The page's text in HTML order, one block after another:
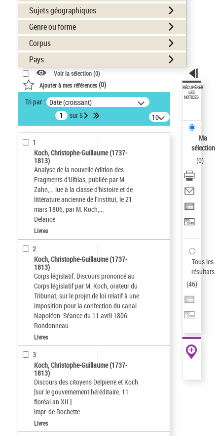
Sujets géographiques
Genre ou forme
Corpus
Pays
Voir la sélection (0)
Ajouter à mes références(0)
Tri par : Date (croissant)
sur 5
10
résultats/page
1
Koch, Christophe-Guillaume (1737-
1813)
Analyse de la nouvelle édition des
Fragments d'Ulfilas, publiée par M.
Zahn,... lue à la classe d'histoire et de
littérature ancienne de l'Institut, le 21
mars 1806, par M. Koch,...
Delance
Livres
2
Koch, Christophe-Guillaume (1737-
1813)
Corps législatif. Discours prononcé au
Corps législatif par M. Koch, orateur du
Tribunat, sur le projet de loi relatif à une
imposition pour la confection du canal
Napoléon. Séance du 11 avril 1806
Rondonneau
Livres
3
Koch, Christophe-Guillaume (1737-
1813)
Discours des citoyens Delpierre et Koch
[sur le gouvernement héréditaire. 11
floréal an XII.]
impr. de Rochette
Livres
RÉCUPÉRER
LES
NOTICES
Ma
sélection
(0)
Tous les
résultats
(46)